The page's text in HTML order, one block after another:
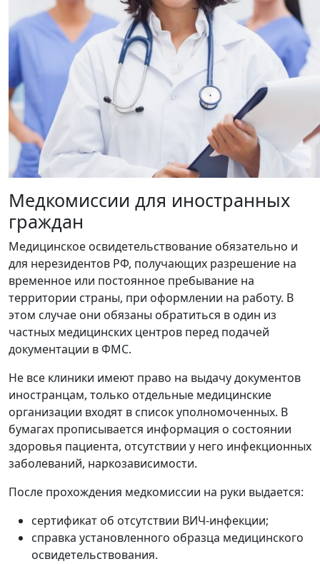
Медкомиссии для иностранных
граждан
Медицинское освидетельствование обязательно и
для нерезидентов РФ, получающих разрешение на
временное или постоянное пребывание на
территории страны, при оформлении на работу. В
этом случае они обязаны обратиться в один из
частных медицинских центров перед подачей
документации в ФМС.
Не все клиники имеют право на выдачу документов
иностранцам, только отдельные медицинские
организации входят в список уполномоченных. В
бумагах прописывается информация о состоянии
здоровья пациента, отсутствии у него инфекционных
заболеваний, наркозависимости.
После прохождения медкомиссии на руки выдается:
сертификат об отсутствии ВИЧ-инфекции;
справка установленного образца медицинского
освидетельствования.